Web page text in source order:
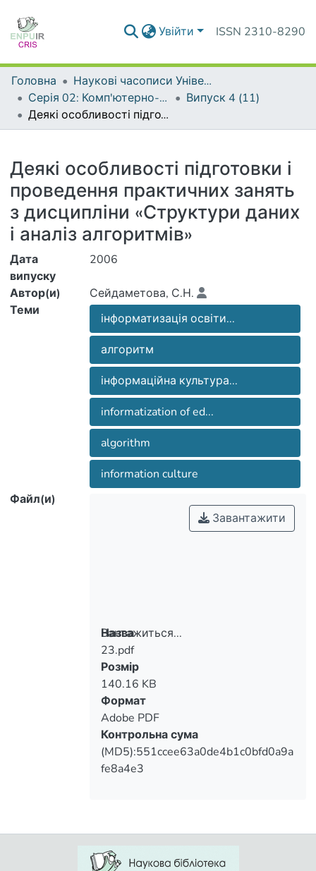
Увійти ISSN 2310-8290
Головна
Наукові часописи Університету
Серія 02: Комп'ютерно-орієнтовані системи навчання
Випуск 4 (11)
Деякі особливості підготовки і проведення практичних занять з дисципліни «Структури даних і аналіз алгоритмів»
Деякі особливості підготовки і
проведення практичних занять
з дисципліни «Структури даних
і аналіз алгоритмів»
Дата
випуску
2006
Автор(и)
Сейдаметова, С.Н.
Теми
інформатизація освіти...
алгоритм
інформаційна культура...
informatization of ed...
algorithm
information culture
Файл(и)
Вантажиться...
Вантажиться...
Завантажити
Назва
23.pdf
Розмір
140.16 KB
Формат
Adobe PDF
Контрольна сума
(MD5):551ccee63a0de4b1c0bfd0a9a
fe8a4e3